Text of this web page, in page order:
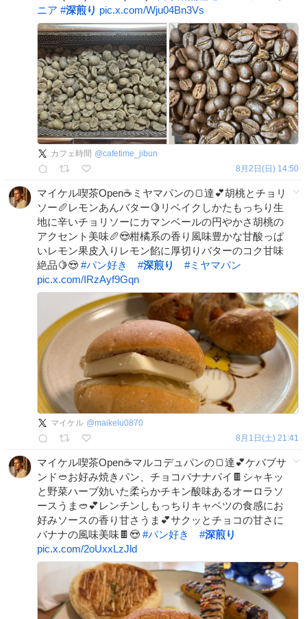
ニア #深煎り pic.x.com/Wju04Bn3Vs
カフェ時間 @cafetime_jibun
8月2日(日) 14:50
マイケル喫茶Open☕️ミヤマパンの🍞達💕胡桃とチョリ
ソー🥖レモンあんバター🍋リベイクしかたもっちり生
地に辛いチョリソーにカマンベールの円やかさ胡桃の
アクセント美味🥖😍柑橘系の香り風味豊かな甘酸っぱ
いレモン果皮入りレモン餡に厚切りバターのコク甘味
絶品🍋😍 #パン好き #深煎り #ミヤマパン
pic.x.com/IRzAyf9Gqn
マイケル @maikelu0870
8月1日(土) 21:41
マイケル喫茶Open☕️マルコデュパンの🍞達💕ケバブサ
ンド🥙お好み焼きパン、チョコバナナパイ🍫シャキッ
と野菜ハーブ効いた柔らかチキン酸味あるオーロラソ
ースうま🥙💕レンチンしもっちりキャベツの食感にお
好みソースの香り甘さうま💕サクッとチョコの甘さに
バナナの風味美味🍫😍 #パン好き #深煎り
pic.x.com/2oUxxLzJld